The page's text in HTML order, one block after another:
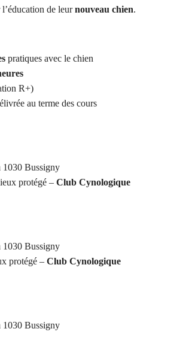
de leurnouveau chien.
pratiques avec le chien
R+)
au terme des cours
Bussigny
protégé – Club Cynologique
Bussigny
protégé – Club Cynologique
Bussigny